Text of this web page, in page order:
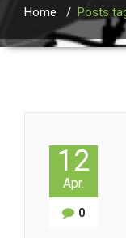
Home / Posts
12
Apr.
0